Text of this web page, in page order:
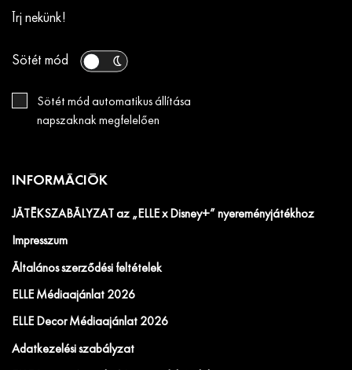
Írj nekünk!
Sötét mód
Sötét mód automatikus állítása
napszaknak megfelelően
INFORMÁCIÓK
JÁTÉKSZABÁLYZAT az „ELLE x Disney+” nyereményjátékhoz
Impresszum
Általános szerződési feltételek
ELLE Médiaajánlat 2026
ELLE Decor Médiaajánlat 2026
Adatkezelési szabályzat